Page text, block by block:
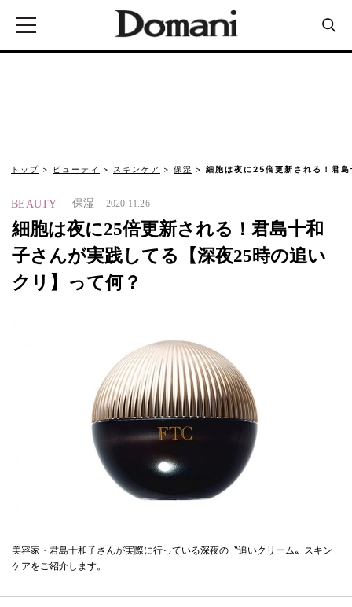
トップ ビューティ スキンケア 保湿 細胞は夜に25倍更新される！君
BEAUTY 保湿 2020.11.26
細胞は夜に25倍更新される！君島十和
子さんが実践してる【深夜25時の追い
クリ】って何？
美容家・君島十和子さんが実際に行っている深夜の〝追いクリーム〟スキン
ケアをご紹介します。